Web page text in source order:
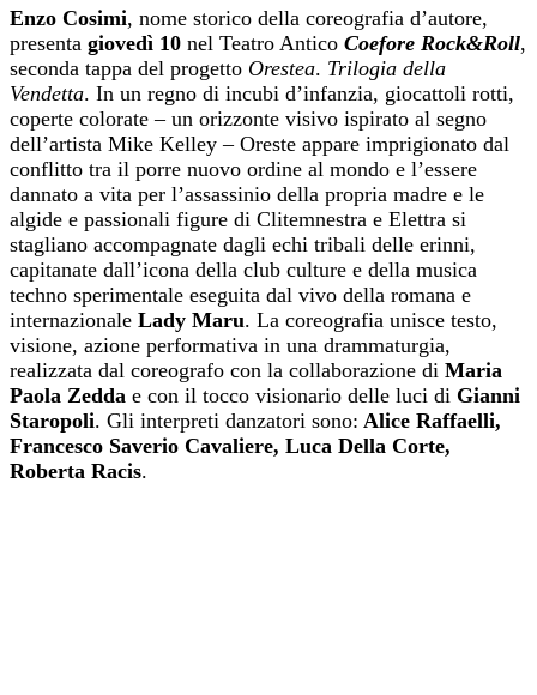
Enzo Cosimi, nome storico della coreografia d’autore,
presenta giovedì 10 nel Teatro Antico Coefore Rock&Roll,
seconda tappa del progetto Orestea. Trilogia della
Vendetta. In un regno di incubi d’infanzia, giocattoli rotti,
coperte colorate – un orizzonte visivo ispirato al segno
dell’artista Mike Kelley – Oreste appare imprigionato dal
conflitto tra il porre nuovo ordine al mondo e l’essere
dannato a vita per l’assassinio della propria madre e le
algide e passionali figure di Clitemnestra e Elettra si
stagliano accompagnate dagli echi tribali delle erinni,
capitanate dall’icona della club culture e della musica
techno sperimentale eseguita dal vivo della romana e
internazionale Lady Maru. La coreografia unisce testo,
visione, azione performativa in una drammaturgia,
realizzata dal coreografo con la collaborazione di Maria
Paola Zedda e con il tocco visionario delle luci di Gianni
Staropoli. Gli interpreti danzatori sono: Alice Raffaelli,
Francesco Saverio Cavaliere, Luca Della Corte,
Roberta Racis.